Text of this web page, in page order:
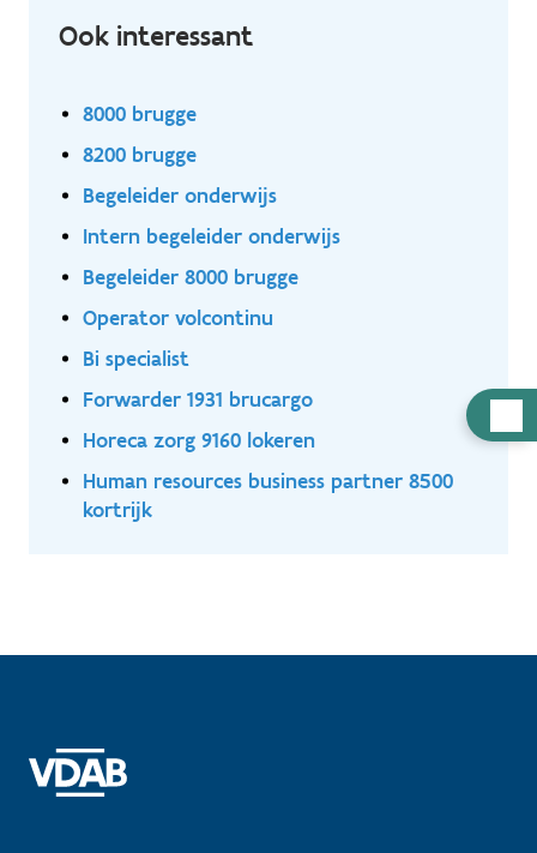
Ook interessant
8000 brugge
8200 brugge
Begeleider onderwijs
Intern begeleider onderwijs
Begeleider 8000 brugge
Operator volcontinu
Bi specialist
Forwarder 1931 brucargo
Horeca zorg 9160 lokeren
Human resources business partner 8500
kortrijk